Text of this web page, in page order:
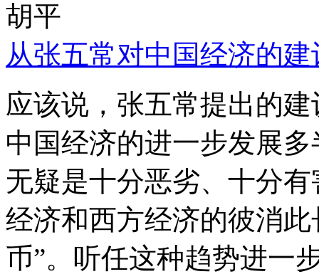
胡平
从张五常对中国经济的
应该说，张五常提出的
中国经济的进一步发展
无疑是十分恶劣、十分
经济和西方经济的彼消
币”。听任这种趋势进一